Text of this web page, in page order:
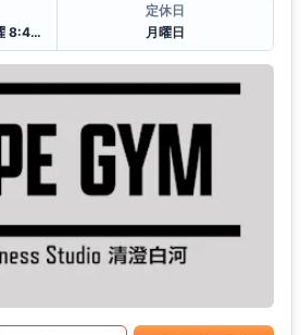
火 - 金 8:45〜22:00 土曜 8:45〜19:15 日曜 8:45〜13:15
定休日
月曜日